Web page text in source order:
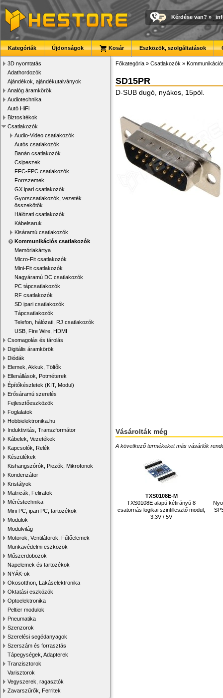
Kérdése van? »
Kategóriák Újdonságok Kosár Eszközök, szolgáltatások
3D nyomtatás
Adathordozók
Ajándékok, ajándékutalványok
Analóg áramkörök
Audiotechnika
Autó HiFi
Biztosítékok
Csatlakozók
Audio-Video csatlakozók
Autós csatlakozók
Banán csatlakozók
Csipeszek
FFC-FPC csatlakozók
Forrszemek
GX ipari csatlakozók
Gyorscsatlakozók, vezeték
összekötők
Hálózati csatlakozók
Kábelsaruk
Kisáramú csatlakozók
Kommunikációs csatlakozók
Memóriakártya
Micro-Fit csatlakozók
Mini-Fit csatlakozók
Nagyáramú DC csatlakozók
PC tápcsatlakozók
RF csatlakozók
SD ipari csatlakozók
Tápcsatlakozók
Telefon, hálózati, RJ csatlakozók
USB, Fire Wire, HDMI
Csomagolás és tárolás
Digitális áramkörök
Diódák
Elemek, Akkuk, Töltők
Ellenállások, Potméterek
Építőkészletek (KIT, Modul)
Erősáramú szerelés
Fejlesztőeszközök
Foglalatok
Hobbielektronika.hu
Induktivitás, Transzformátor
Kábelek, Vezetékek
Kapcsolók, Relék
Készülékek
Kishangszórók, Piezók, Mikrofonok
Kondenzátor
Kristályok
Matricák, Feliratok
Méréstechnika
Mini PC, ipari PC, tartozékok
Modulok
Modulvilág
Motorok, Ventilátorok, Fűtőelemek
Munkavédelmi eszközök
Műszerdobozok
Napelemek és tartozékok
NYÁK-ok
Okosotthon, Lakáselektronika
Oktatási eszközök
Optoelektronika
Peltier modulok
Pneumatika
Szenzorok
Szerelési segédanyagok
Szerszám és forrasztás
Tápegységek, Adapterek
Tranzisztorok
Varisztorok
Vegyszerek, ragasztók
Zavarszűrők, Ferritek
Főkategória » Csatlakozók »
SD15PR
D-SUB dugó, nyákos, 15pól.
Vásárolták még
A következő termékeket más vásárlók
TXS0108E-M
TXS0108E alapú kétirányú 8
csatornás logikai szintillesztő modul,
3.3V / 5V